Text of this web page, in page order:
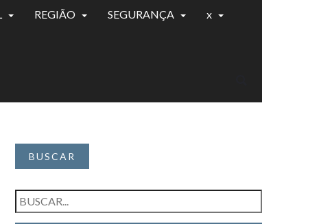
REGIÃO SEGURANÇA x
BUSCAR